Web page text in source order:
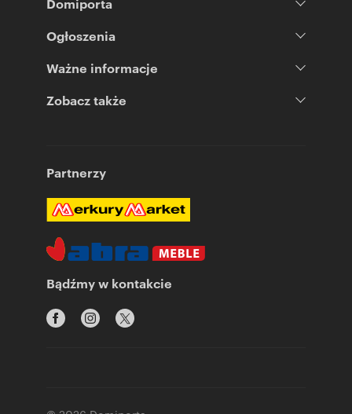
Ogłoszenia
Ważne informacje
Zobacz także
Partnerzy
Bądźmy w kontakcie